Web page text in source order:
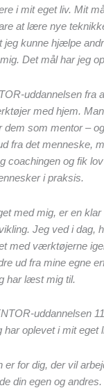
i mit eget liv. Mit
at lære nye
jeg kunne hjælpe
Det mål har jeg
uddannelsen fra
med hjem.
dem som mentor –
fra det menneske,
coachingen og fik
i praksis.
med mig, er en
Jeg ved i dag,
med værktøjerne
ud fra mine egne
har læst mig til.
uddannelsen
har oplevet i mit eget
er for dig, der vil
din egen og